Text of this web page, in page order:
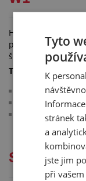
Hadicové spony
průměrů.
šestihranem na
Technické
šíře pásky: 9 mm
šroub: šestihran
materiál:
Služby
Tyto
K
stránek
a
jste jim
při